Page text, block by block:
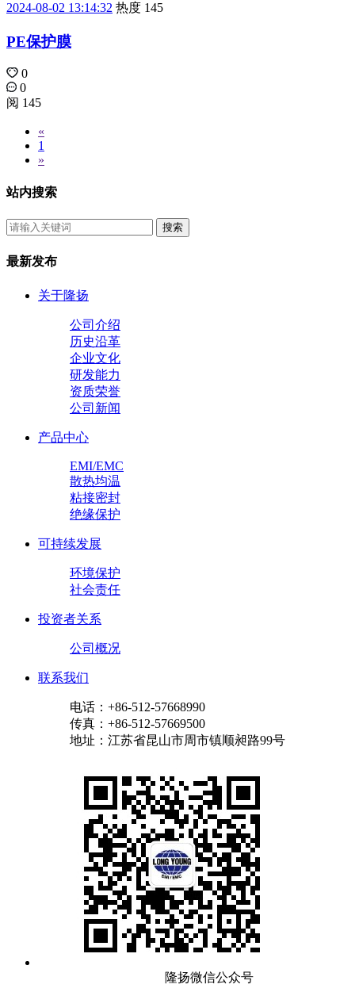
2024-08-02 13:14:32 热度 145
PE保护膜
0
0
阅 145
«
1
»
站内搜索
搜索
最新发布
关于隆扬
公司介绍
历史沿革
企业文化
研发能力
资质荣誉
公司新闻
产品中心
EMI/EMC
散热均温
粘接密封
绝缘保护
可持续发展
环境保护
社会责任
投资者关系
公司概况
联系我们
电话：+86-512-57668990
传真：+86-512-57669500
地址：江苏省昆山市周市镇顺昶路99号
隆扬微信公众号